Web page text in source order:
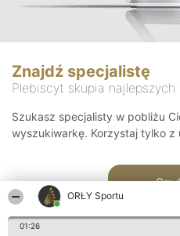
ORŁY Sportu
01:26
Znajdź specjalistę
Plebiscyt skupia
Szukasz specjalisty w pobliżu
wyszukiwarkę. Korzystaj tylko z